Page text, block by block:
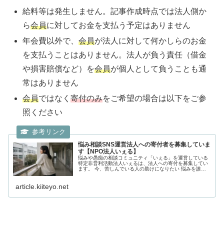
給料等は発生しません。記事作成時点では法人側か
ら会員に対してお金を支払う予定はありません
年会費以外で、会員が法人に対して何かしらのお金
を支払うことはありません。法人が負う責任（借金
や損害賠償など）を会員が個人として負うことも通
常はありません
会員ではなく寄付のみをご希望の場合は以下をご参
照ください
悩み相談SNS運営法人への寄付者を募集していま
す【NPO法人いぇる】
悩みや愚痴の相談コミュニティ「いぇる」を運営している
特定非営利活動法人いぇるは、法人への寄付を募集してい
ます。 今、苦しんでいる人の助けになりたい 悩みを誰か
article.kiiteyo.net